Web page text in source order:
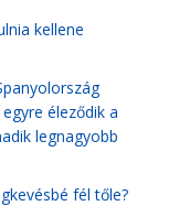
kellene
éleződik a
legnagyobb
fél tőle?